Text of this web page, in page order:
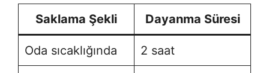
Saklama Şekli Dayanma Süresi
Oda sıcaklığında 2 saat